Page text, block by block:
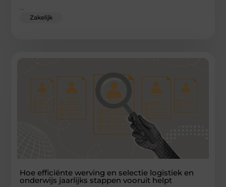
...
Zakelijk
Hoe efficiënte werving en selectie logistiek en
onderwijs jaarlijks stappen vooruit helpt